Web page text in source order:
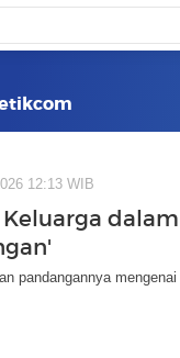
12:13 WIB
pandangannya